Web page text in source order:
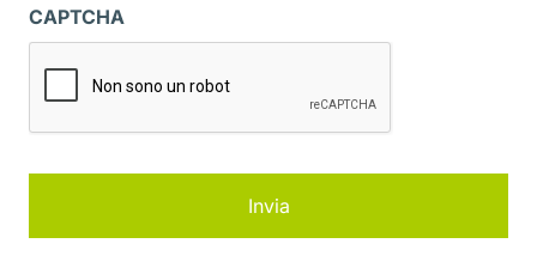
a
c
CAPTCHA